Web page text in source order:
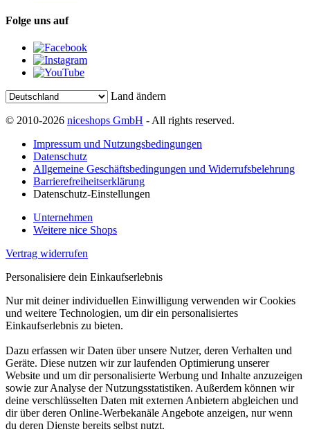
Folge uns auf
Land ändern
© 2010-2026 niceshops GmbH - All rights reserved.
Impressum und Nutzungsbedingungen
Datenschutz
Allgemeine Geschäftsbedingungen und Widerrufsbelehrung
Barrierefreiheitserklärung
Datenschutz-Einstellungen
Unternehmen
Weitere nice Shops
Vertrag widerrufen
Personalisiere dein Einkaufserlebnis
Nur mit deiner individuellen Einwilligung verwenden wir Cookies
und weitere Technologien, um dir ein personalisiertes
Einkaufserlebnis zu bieten.
Dazu erfassen wir Daten über unsere Nutzer, deren Verhalten und
Geräte. Diese nutzen wir zur laufenden Optimierung unserer
Website und um dir personalisierte Werbung und Inhalte anzuzeigen
sowie zur Analyse der Nutzungsstatistiken. Außerdem können wir
deine verschlüsselten Daten mit externen Anbietern abgleichen und
dir über deren Online-Werbekanäle Angebote anzeigen, nur wenn
du deren Dienste bereits selbst nutzt.